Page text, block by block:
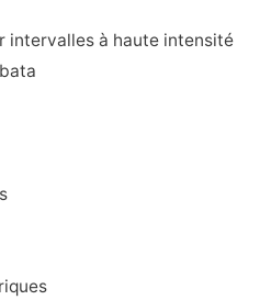
intervalles à haute intensité